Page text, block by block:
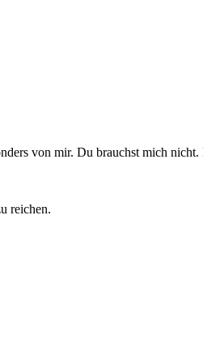
von mir. Du brauchst mich
reichen.